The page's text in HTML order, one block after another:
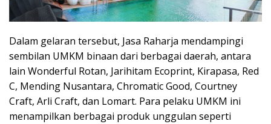
Dalam gelaran tersebut, Jasa Raharja mendampingi
sembilan UMKM binaan dari berbagai daerah, antara
lain Wonderful Rotan, Jarihitam Ecoprint, Kirapasa, Red
C, Mending Nusantara, Chromatic Good, Courtney
Craft, Arli Craft, dan Lomart. Para pelaku UMKM ini
menampilkan berbagai produk unggulan seperti